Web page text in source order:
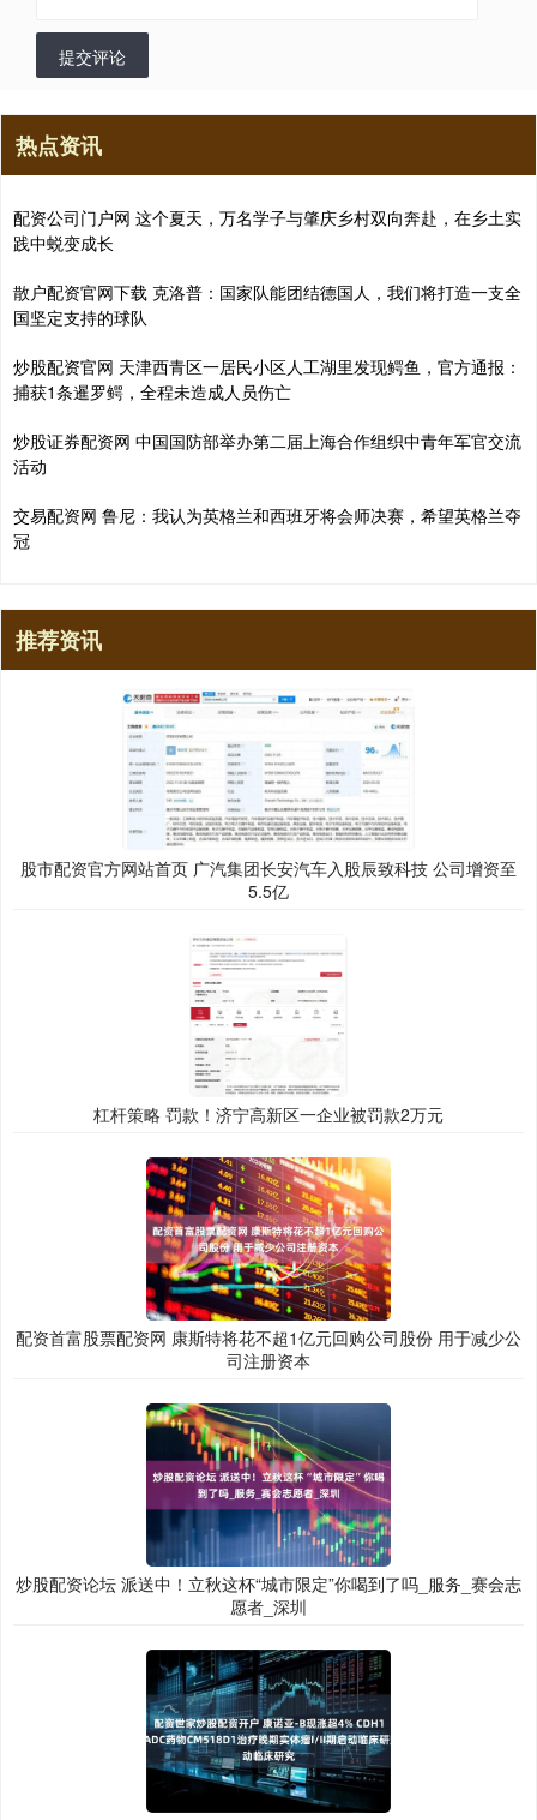
提交评论
热点资讯
配资公司门户网 这个夏天，万名学子与肇庆乡村双向奔赴，在乡土实
践中蜕变成长
散户配资官网下载 克洛普：国家队能团结德国人，我们将打造一支全
国坚定支持的球队
炒股配资官网 天津西青区一居民小区人工湖里发现鳄鱼，官方通报：
捕获1条暹罗鳄，全程未造成人员伤亡
炒股证券配资网 中国国防部举办第二届上海合作组织中青年军官交流
活动
交易配资网 鲁尼：我认为英格兰和西班牙将会师决赛，希望英格兰夺
冠
推荐资讯
股市配资官方网站首页 广汽集团长安汽车入股辰致科技 公司增资至
5.5亿
杠杆策略 罚款！济宁高新区一企业被罚款2万元
配资首富股票配资网 康斯特将花不超1亿元回购公司股份 用于减少公
司注册资本
炒股配资论坛 派送中！立秋这杯“城市限定”你喝到了吗_服务_赛会志
愿者_深圳